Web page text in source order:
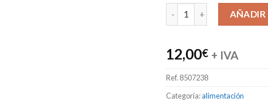
AÑADIR
12,00€ + IVA
Ref. 8507238
Categoría:alimentación